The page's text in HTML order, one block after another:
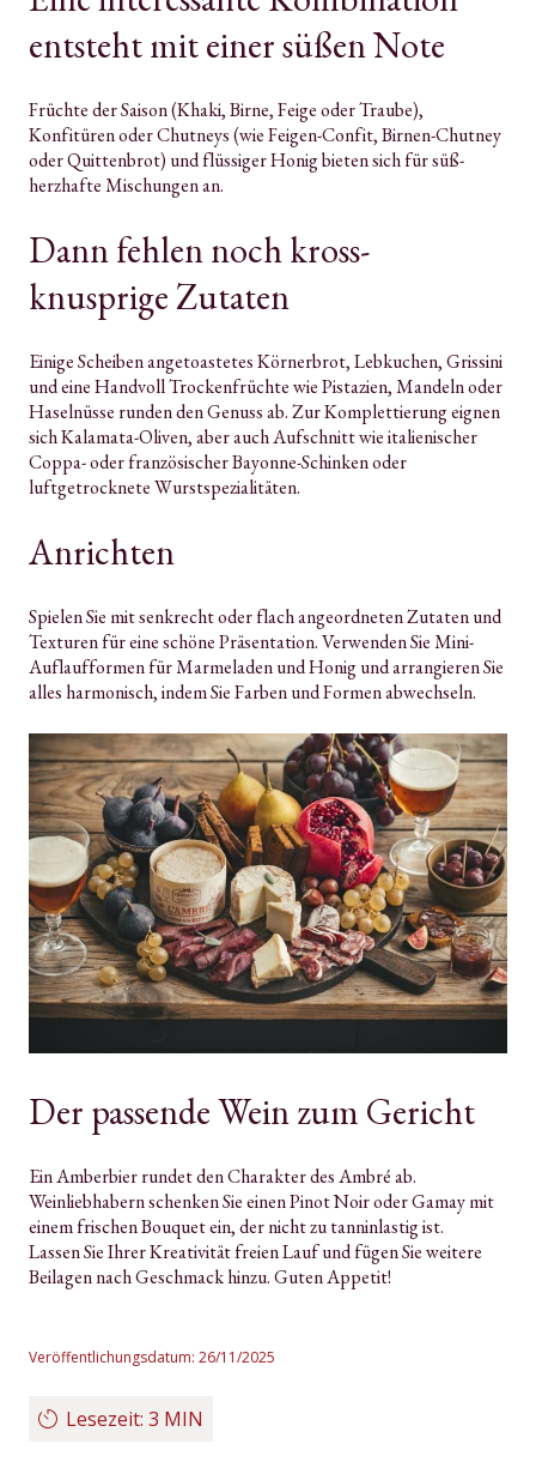
entsteht mit einer süßen Note
Früchte der Saison (Khaki, Birne, Feige oder Traube),
Konfitüren oder Chutneys (wie Feigen-Confit, Birnen-Chutney
oder Quittenbrot) und flüssiger Honig bieten sich für süß-
herzhafte Mischungen an.
Dann fehlen noch kross-
knusprige Zutaten
Einige Scheiben angetoastetes Körnerbrot, Lebkuchen, Grissini
und eine Handvoll Trockenfrüchte wie Pistazien, Mandeln oder
Haselnüsse runden den Genuss ab. Zur Komplettierung eignen
sich Kalamata-Oliven, aber auch Aufschnitt wie italienischer
Coppa- oder französischer Bayonne-Schinken oder
luftgetrocknete Wurstspezialitäten.
Anrichten
Spielen Sie mit senkrecht oder flach angeordneten Zutaten und
Texturen für eine schöne Präsentation. Verwenden Sie Mini-
Auflaufformen für Marmeladen und Honig und arrangieren Sie
alles harmonisch, indem Sie Farben und Formen abwechseln.
Der passende Wein zum Gericht
Ein Amberbier rundet den Charakter des Ambré ab.
Weinliebhabern schenken Sie einen Pinot Noir oder Gamay mit
einem frischen Bouquet ein, der nicht zu tanninlastig ist.
Lassen Sie Ihrer Kreativität freien Lauf und fügen Sie weitere
Beilagen nach Geschmack hinzu. Guten Appetit!
Veröffentlichungsdatum: 26/11/2025
Lesezeit: 3 MIN